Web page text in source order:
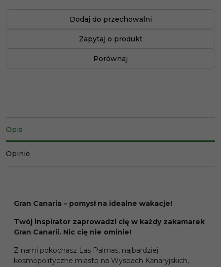
Dodaj do przechowalni
Zapytaj o produkt
Porównaj
Opis
Opinie
Gran Canaria – pomysł na idealne wakacje!
Twój inspirator zaprowadzi cię w każdy zakamarek
Gran Canarii. Nic cię nie ominie!
Z nami pokochasz Las Palmas, najbardziej
kosmopolityczne miasto na Wyspach Kanaryjskich,